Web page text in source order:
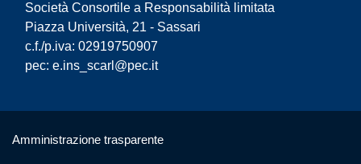
Società Consortile a Responsabilità limitata
Piazza Università, 21 - Sassari
c.f./p.iva: 02919750907
pec: e.ins_scarl@pec.it
Amministrazione trasparente